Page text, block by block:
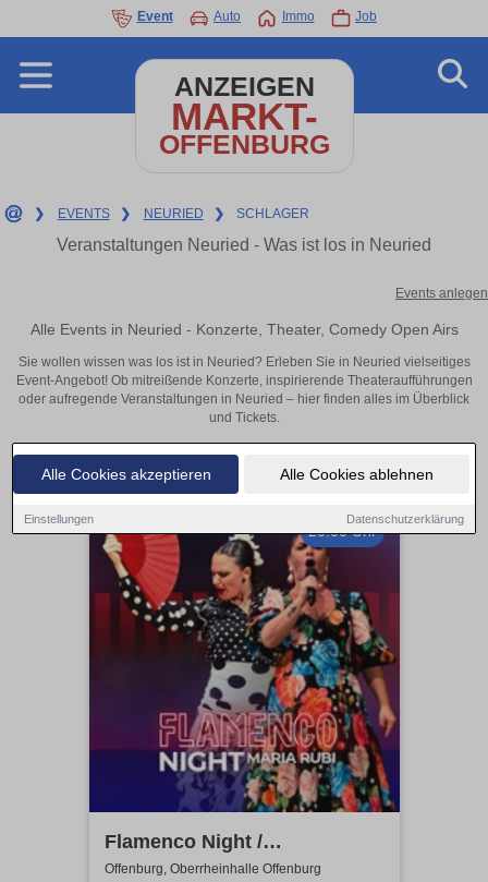
Alle Cookies akzeptieren Alle Cookies ablehnen
Einstellungen Datenschutzerklärung
Event Auto Immo Job
ANZEIGEN
MARKT-
OFFENBURG
❯ EVENTS ❯ NEURIED ❯ SCHLAGER
Veranstaltungen Neuried - Was ist los in Neuried
Events anlegen
Alle Events in Neuried - Konzerte, Theater, Comedy Open Airs
Sie wollen wissen was los ist in Neuried? Erleben Sie in Neuried vielseitiges
Event-Angebot! Ob mitreißende Konzerte, inspirierende Theateraufführungen
oder aufregende Veranstaltungen in Neuried – hier finden alles im Überblick
und Tickets.
20:00 Uhr
Flamenco Night /
Flamencomanía Tour 26/27 -
Offenburg, Oberrheinhalle Offenburg